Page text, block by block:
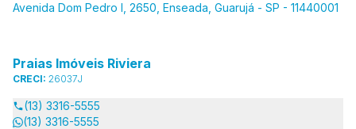
Avenida Dom Pedro I, 2650, Enseada, Guarujá - SP - 11440001
Praias Imóveis Riviera
CRECI: 26037J
(13) 3316-5555
(13) 3316-5555